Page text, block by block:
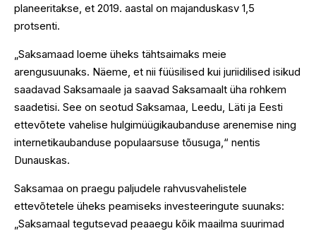
planeeritakse, et 2019. aastal on majanduskasv 1,5
protsenti.
„Saksamaad loeme üheks tähtsaimaks meie
arengusuunaks. Näeme, et nii füüsilised kui juriidilised isikud
saadavad Saksamaale ja saavad Saksamaalt üha rohkem
saadetisi. See on seotud Saksamaa, Leedu, Läti ja Eesti
ettevõtete vahelise hulgimüügikaubanduse arenemise ning
internetikaubanduse populaarsuse tõusuga,“ nentis
Dunauskas.
Saksamaa on praegu paljudele rahvusvahelistele
ettevõtetele üheks peamiseks investeeringute suunaks:
„Saksamaal tegutsevad peaaegu kõik maailma suurimad